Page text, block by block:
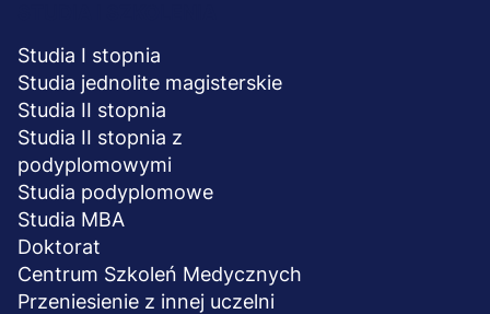
Studia I stopnia
Studia jednolite magisterskie
Studia II stopnia
Studia II stopnia z
podyplomowymi
Studia podyplomowe
Studia MBA
Doktorat
Centrum Szkoleń Medycznych
Przeniesienie z innej uczelni